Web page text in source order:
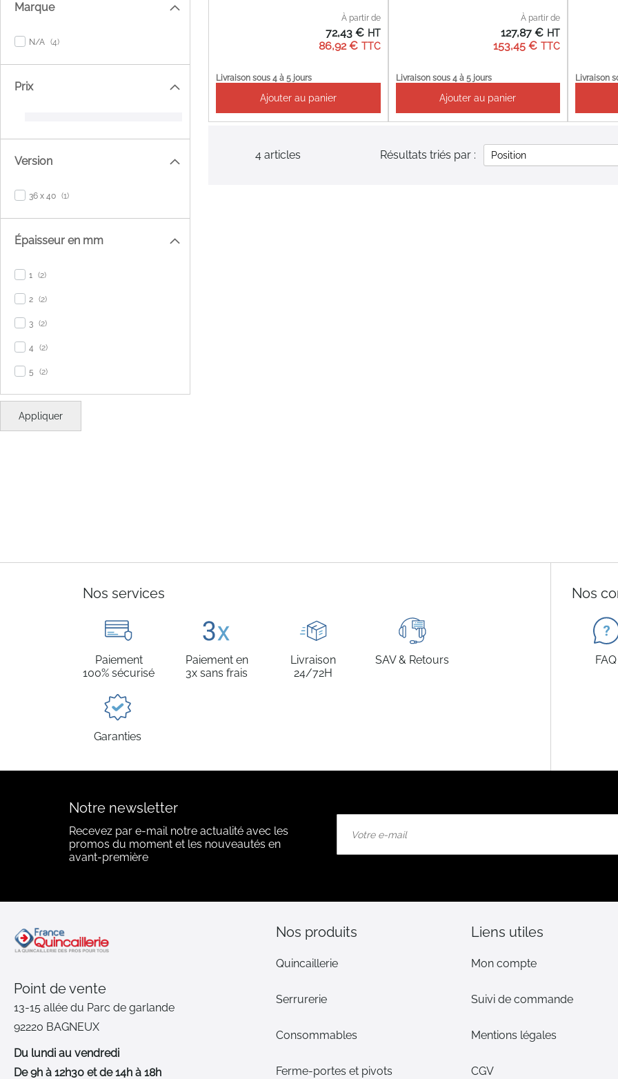
À partir de
86,92 €
72,43 €
Livraison sous 4 à 5 jours
Ajouter au panier
À partir de
153,45 €
127,87 €
Livraison sous 4 à 5 jours
Ajouter au panier
Livraison
4 articles Résultats triés par :
Marque
N/A 4items
Prix
Version
36 x 40 1item
Épaisseur en mm
1 2items
2 2items
3 2items
4 2items
5 2items
Appliquer
Nos services
Paiement
100% sécurisé
Paiement en
3x sans frais
Livraison
24/72H
SAV & Retours
Garanties
Nos
FAQ
Notre newsletter
Recevez par e-mail notre actualité avec les
promos du moment et les nouveautés en
avant-première
notre
:
Point de vente
13-15 allée du Parc de garlande
92220 BAGNEUX
Du lundi au vendredi
De 9h à 12h30 et de 14h à 18h
Nos produits
Quincaillerie
Serrurerie
Consommables
Ferme-portes et pivots
Liens utiles
Mon compte
Suivi de commande
Mentions légales
CGV